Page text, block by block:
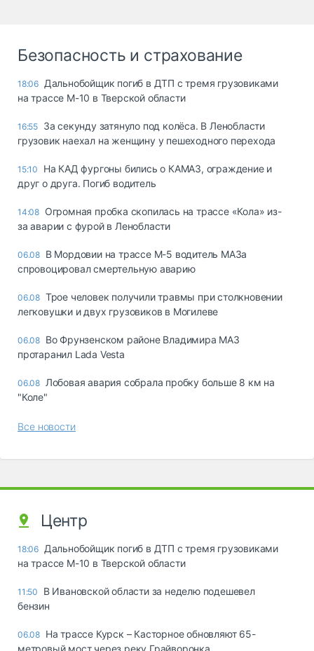
Безопасность и страхование
18:06 Дальнобойщик погиб в ДТП с тремя грузовиками
на трассе М-10 в Тверской области
16:55 За секунду затянуло под колёса. В Ленобласти
грузовик наехал на женщину у пешеходного перехода
15:10
На КАД фургоны бились о КАМАЗ, ограждение и
друг о друга. Погиб водитель
14:08 Огромная пробка скопилась на трассе «Кола» из-
за аварии с фурой в Ленобласти
06.08 В Мордовии на трассе М-5 водитель МАЗа
спровоцировал смертельную аварию
06.08 Трое человек получили травмы при столкновении
легковушки и двух грузовиков в Могилеве
06.08 Во Фрунзенском районе Владимира МАЗ
протаранил Lada Vesta
06.08 Лобовая авария собрала пробку больше 8 км на
"Коле"
Все новости
Центр
18:06 Дальнобойщик погиб в ДТП с тремя грузовиками
на трассе М-10 в Тверской области
11:50
В Ивановской области за неделю подешевел
бензин
06.08 На трассе Курск – Касторное обновляют 65-
метровый мост через реку Грайворонка